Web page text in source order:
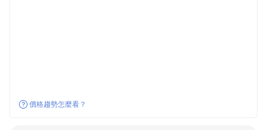
價格趨勢怎麼看？